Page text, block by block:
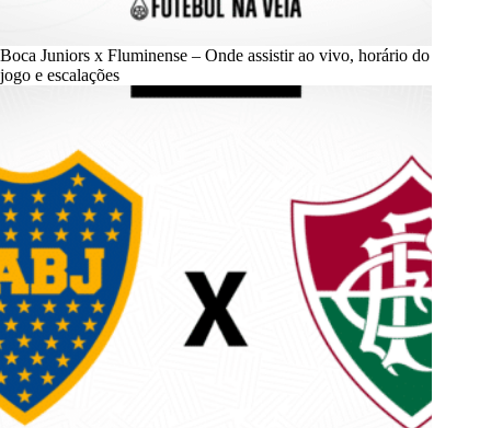
Boca Juniors x Fluminense – Onde assistir ao vivo, horário do
jogo e escalações